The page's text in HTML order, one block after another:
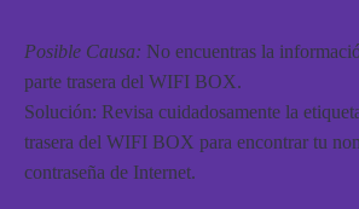
Posible Causa: No encuentras la
parte trasera del WIFI BOX.
Solución: Revisa cuidadosamente la
trasera del WIFI BOX para encontrar tu
contraseña de Internet.